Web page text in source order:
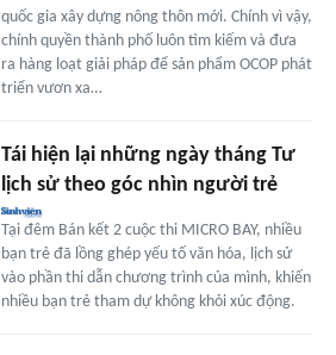
quốc gia xây dựng nông thôn mới. Chính vì vậy,
chính quyền thành phố luôn tìm kiếm và đưa
ra hàng loạt giải pháp để sản phẩm OCOP phát
triển vươn xa…
Tái hiện lại những ngày tháng Tư
lịch sử theo góc nhìn người trẻ
Tại đêm Bán kết 2 cuộc thi MICRO BAY, nhiều
bạn trẻ đã lồng ghép yếu tố văn hóa, lịch sử
vào phần thi dẫn chương trình của mình, khiến
nhiều bạn trẻ tham dự không khỏi xúc động.